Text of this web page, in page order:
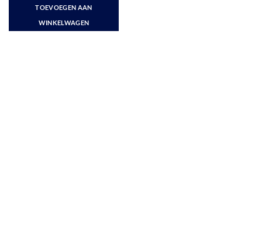
was:
€ 32,75.
is:
€ 26,75.
TOEVOEGEN AAN
WINKELWAGEN